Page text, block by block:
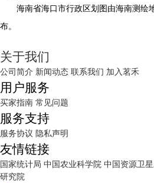
海南省海口市行政区划图由海南测绘
布。
关于我们
公司简介 新闻动态 联系我们 加入茗禾
用户服务
买家指南 常见问题
服务支持
服务协议 隐私声明
友情链接
国家统计局 中国农业科学院 中国资源卫
研究院